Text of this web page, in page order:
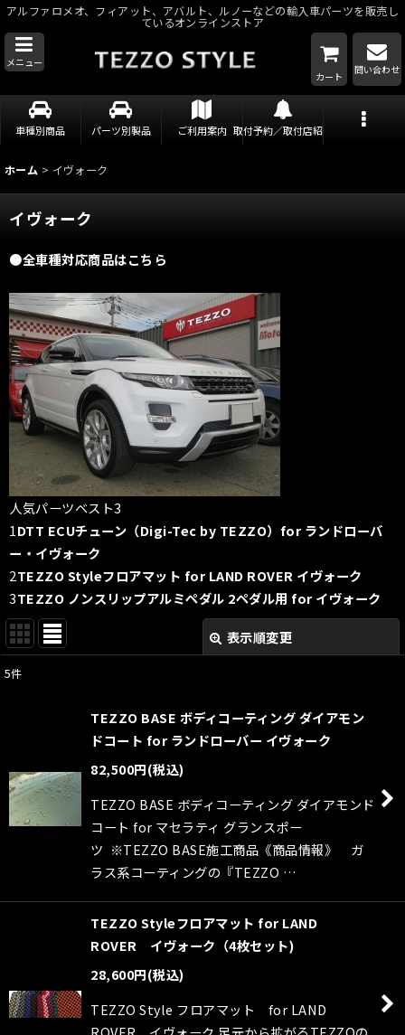
アルファロメオ、フィアット、アバルト、ルノーなどの輸入車パーツを販売し
ているオンラインストア
メニュー
カート
問い合わせ
車種別商品 パーツ別製品 ご利用案内 取付予約／取付店紹介
ホーム > イヴォーク
イヴォーク
●全車種対応商品はこちら
人気パーツベスト3
1DTT ECUチューン（Digi-Tec by TEZZO）for ランドローバ
ー・イヴォーク
2TEZZO Styleフロアマット for LAND ROVER イヴォーク
3TEZZO ノンスリップアルミペダル 2ペダル用 for イヴォーク
表示順変更
5件
TEZZO BASE ボディコーティング ダイアモン
ドコート for ランドローバー イヴォーク
82,500円(税込)
TEZZO BASE ボディコーティング ダイアモンド
コート for マセラティ グランスポー
ツ ※TEZZO BASE施工商品《商品情報》 ガ
ラス系コーティングの『TEZZO …
TEZZO Styleフロアマット for LAND
ROVER イヴォーク（4枚セット)
28,600円(税込)
TEZZO Style フロアマット for LAND